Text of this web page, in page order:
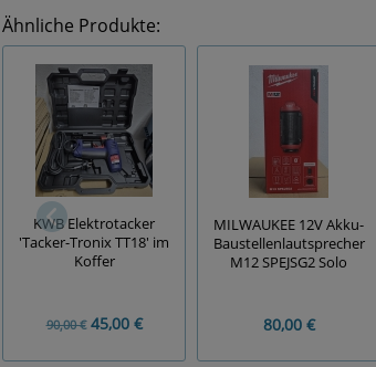
Ähnliche Produkte:
KWB Elektrotacker
'Tacker-Tronix TT18' im
Koffer
90,00 €45,00 €
MILWAUKEE 12V Akku-
Baustellenlautsprecher
M12 SPEJSG2 Solo
80,00 €